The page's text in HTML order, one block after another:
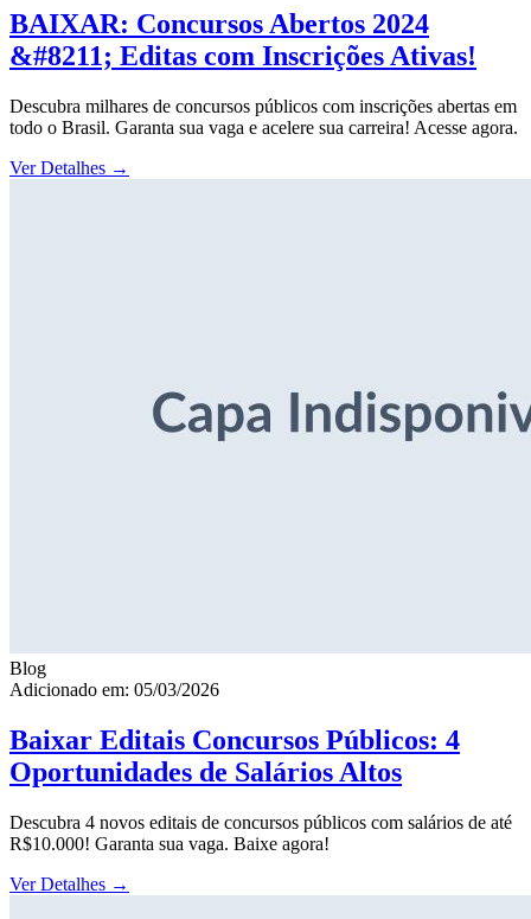
BAIXAR: Concursos Abertos 2024
&#8211; Editas com Inscrições Ativas!
Descubra milhares de concursos públicos com inscrições abertas em
todo o Brasil. Garanta sua vaga e acelere sua carreira! Acesse agora.
Ver Detalhes →
Blog
Adicionado em: 05/03/2026
Baixar Editais Concursos Públicos: 4
Oportunidades de Salários Altos
Descubra 4 novos editais de concursos públicos com salários de até
R$10.000! Garanta sua vaga. Baixe agora!
Ver Detalhes →